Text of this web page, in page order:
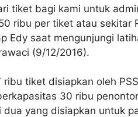
tiket bagi kami untuk
ribu per tiket atau sekitar
Edy saat mengunjungi
(9/12/2016).
ribu tiket disiapkan oleh
30 ribu
dua yang disiapkan untuk